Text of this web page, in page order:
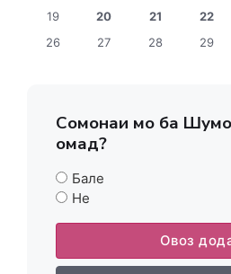
19
20 21 22
26
27 28 29
Сомонаи мо ба
омад?
Бале
Не
Овоз